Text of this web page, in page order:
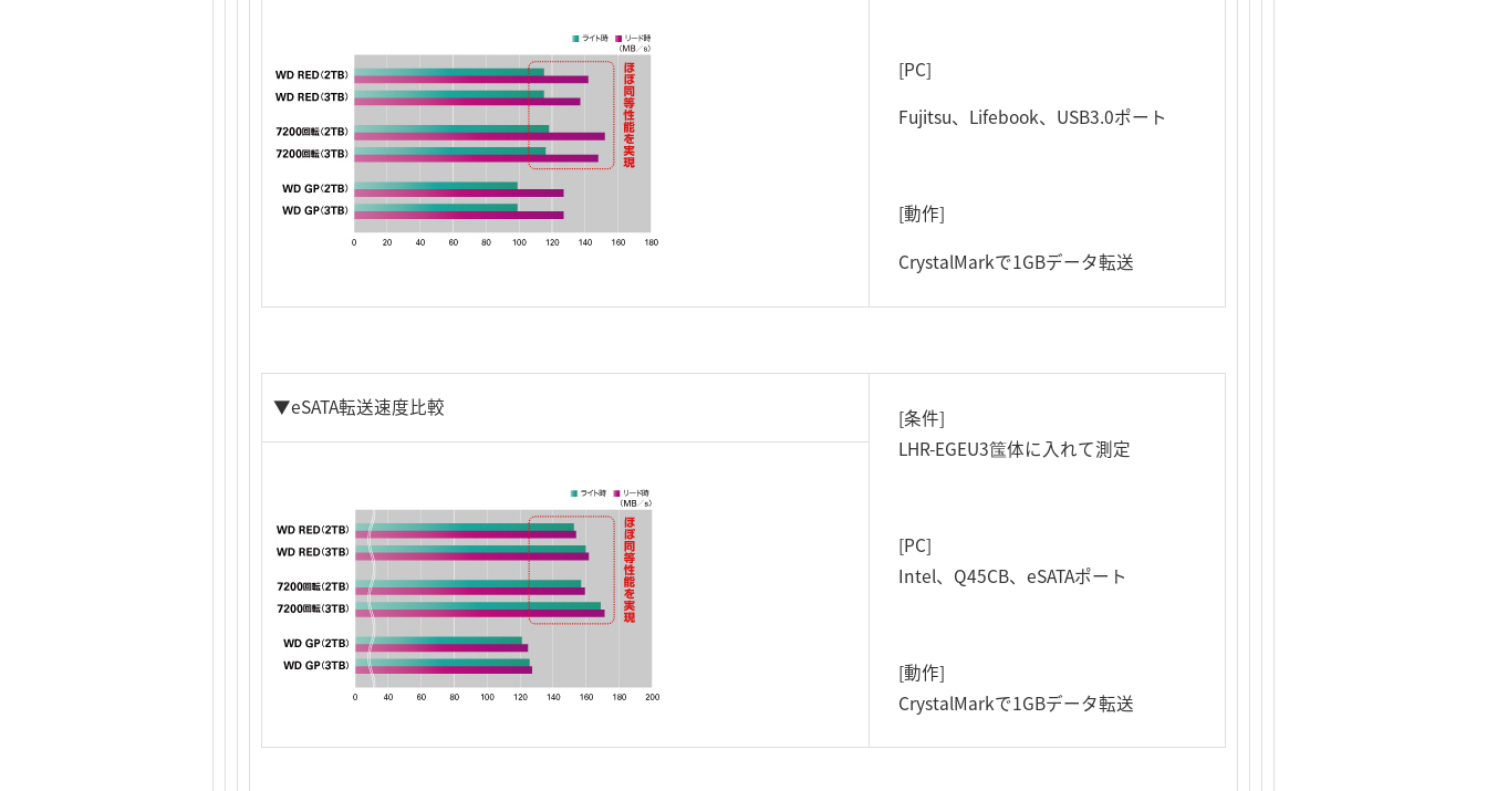
[PC]
Fujitsu、Lifebook、USB3.0ポート
[動作]
CrystalMarkで1GBデータ転送
▼eSATA転送速度比較
[条件]
LHR-EGEU3筺体に入れて測定
[PC]
Intel、Q45CB、eSATAポート
[動作]
CrystalMarkで1GBデータ転送